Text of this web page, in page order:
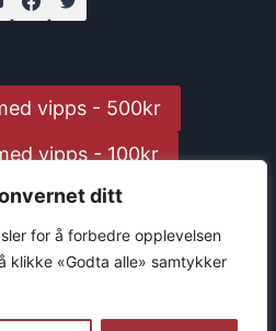
ditt
for å forbedre opplevelsen
klikke «Godta alle» samtykker
vipps - 500kr
vipps - 100kr
vipps - 25kr
BDS Norway